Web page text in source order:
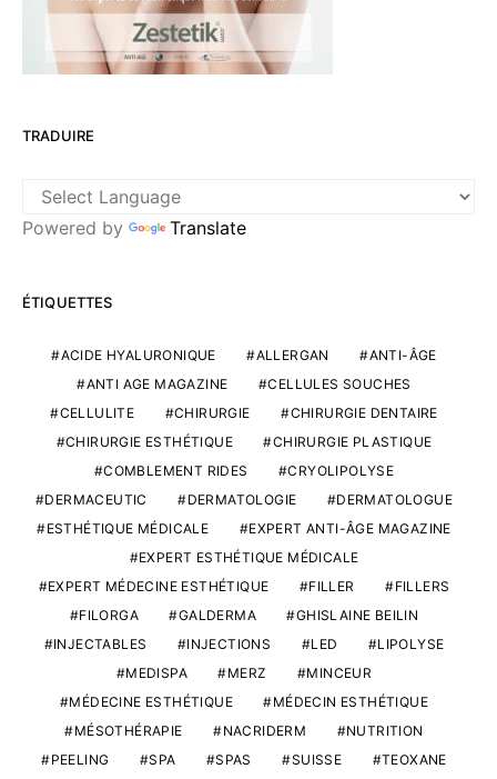
TRADUIRE
Powered by Translate
ÉTIQUETTES
ACIDE HYALURONIQUE ALLERGAN
ANTI-ÂGE
ANTI AGE MAGAZINE
CELLULES SOUCHES
CELLULITE
CHIRURGIE
CHIRURGIE DENTAIRE
CHIRURGIE ESTHÉTIQUE
CHIRURGIE PLASTIQUE
COMBLEMENT RIDES
CRYOLIPOLYSE
DERMACEUTIC
DERMATOLOGIE
DERMATOLOGUE
ESTHÉTIQUE MÉDICALE
EXPERT ANTI-ÂGE MAGAZINE
EXPERT ESTHÉTIQUE MÉDICALE
EXPERT MÉDECINE ESTHÉTIQUE
FILLER
FILLERS
FILORGA
GALDERMA
GHISLAINE BEILIN
INJECTABLES
INJECTIONS LED
LIPOLYSE
MEDISPA
MERZ
MINCEUR
MÉDECINE ESTHÉTIQUE
MÉDECIN ESTHÉTIQUE
MÉSOTHÉRAPIE
NACRIDERM
NUTRITION
PEELING
SPA SPAS SUISSE
TEOXANE